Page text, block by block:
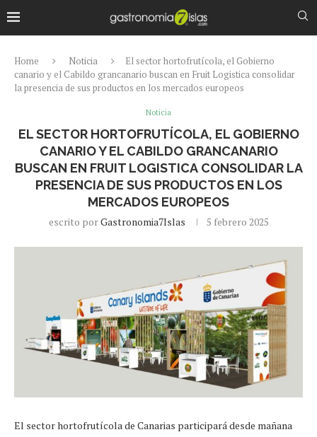
Home Noticia
El sector hortofrutícola, el Gobierno
canario y el Cabildo grancanario buscan en Fruit Logistica consolidar
la presencia de sus productos en los mercados europeos
Noticia
EL SECTOR HORTOFRUTÍCOLA, EL GOBIERNO
CANARIO Y EL CABILDO GRANCANARIO
BUSCAN EN FRUIT LOGISTICA CONSOLIDAR LA
PRESENCIA DE SUS PRODUCTOS EN LOS
MERCADOS EUROPEOS
escrito porGastronomia7Islas 5 febrero 2025
El sector hortofrutícola de Canarias participará desde mañana